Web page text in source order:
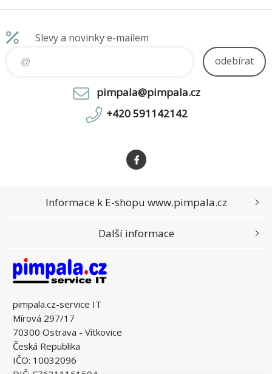
Slevy a novinky e-mailem
odebírat
pimpala@pimpala.cz
+420 591142142
pimpala.cz-service IT
Mírová 297/17
70300 Ostrava - Vítkovice
Česká Republika
IČO: 10032096
Informace k E-shopu www.pimpala.cz
Další informace